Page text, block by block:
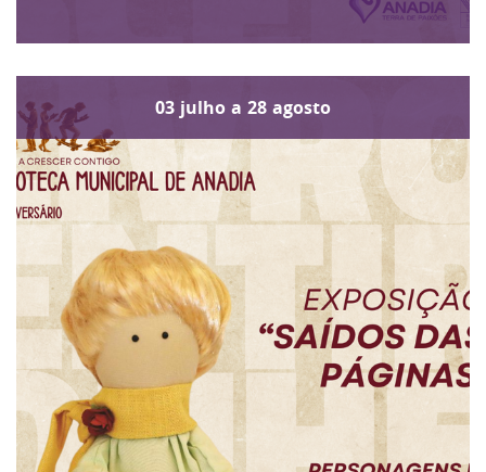
03 julho a 28 agosto